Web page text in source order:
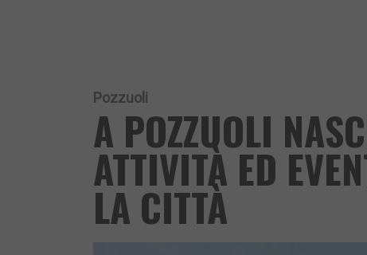
Pozzuoli
A POZZUOLI
ATTIVITÀ ED
LA CITTÀ